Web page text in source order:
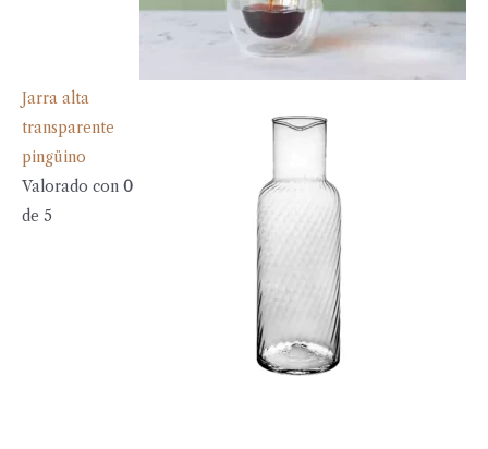
Jarra alta
transparente
pingüino
Valorado con 0
de 5